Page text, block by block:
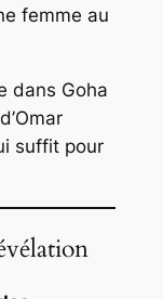
femme au
dans Goha
suffit pour